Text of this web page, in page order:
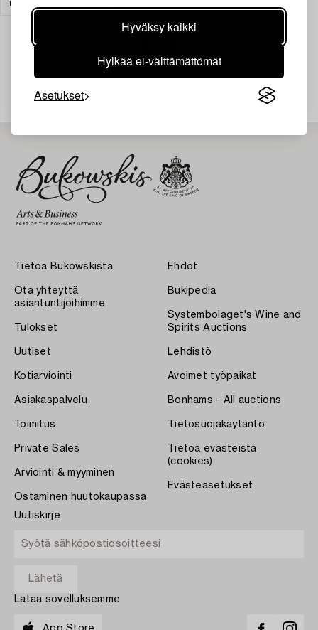
Hyväksy kaikki
Hylkää ei-välttämättömät
Asetukset
DESIGN
Juuri nyt ei löytynyt hakuasi vastaavia kohteita.
Tietoa Bukowskista
Ota yhteyttä
asiantuntijoihimme
Tulokset
Uutiset
Kotiarviointi
Asiakaspalvelu
Toimitus
Private Sales
Arviointi & myyminen
Ostaminen huutokaupassa
Ehdot
Bukipedia
Systembolaget's Wine and
Spirits Auctions
Lehdistö
Avoimet työpaikat
Bonhams - All auctions
Tietosuojakäytäntö
Tietoa evästeistä
(cookies)
Evästeasetukset
Uutiskirje
Lataa sovelluksemme